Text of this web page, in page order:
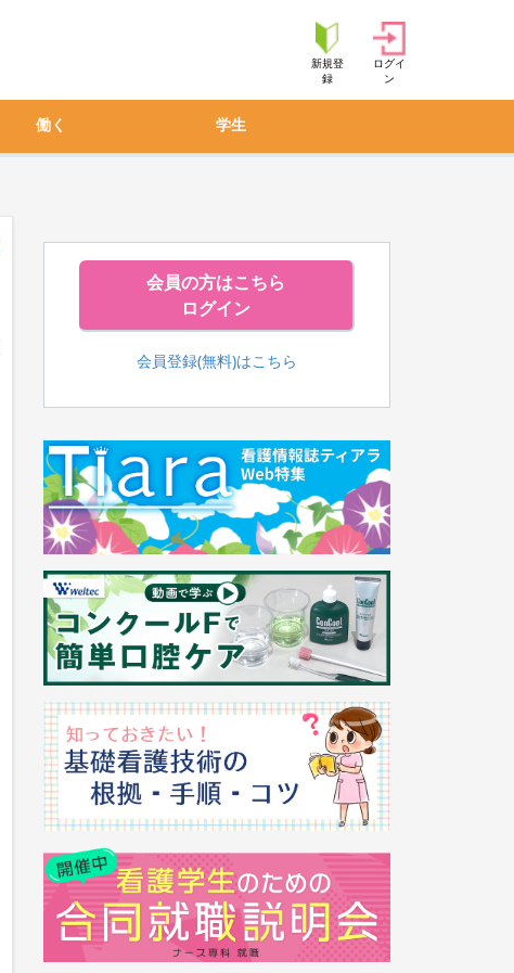
新規登
録
ログイ
ン
働く 学生
会員の方はこちら
ログイン
会員登録(無料)はこちら